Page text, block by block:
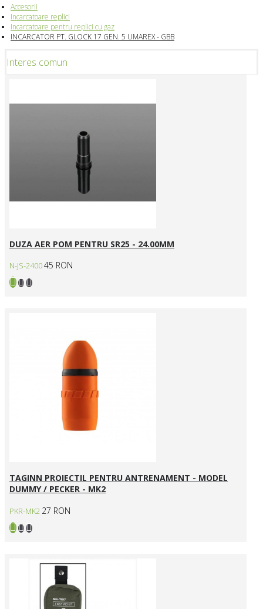
Accesorii
Incarcatoare replici
Incarcatoare pentru replici cu gaz
INCARCATOR PT. GLOCK 17 GEN. 5 UMAREX - GBB
Interes comun
DUZA AER POM PENTRU SR25 - 24.00MM
N-JS-240045 RON
TAGINN PROIECTIL PENTRU ANTRENAMENT - MODEL
DUMMY / PECKER - MK2
PKR-MK2 27 RON